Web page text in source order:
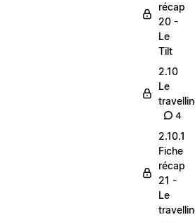
récap
20 -
Le
Tilt
2.10
Le
4
2.10.1
Fiche
récap
21 -
Le